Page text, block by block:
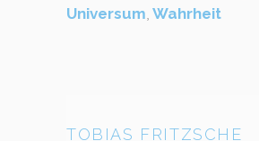
Universum Wahrheit
TOBIAS FRITZSCHE